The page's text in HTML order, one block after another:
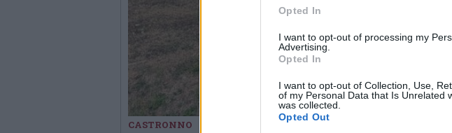
Opted In
I want to opt-out of processing my
Advertising.
Opted In
I want to opt-out of Collection, Use,
of my Personal Data that Is Unrelated
was collected.
Opted Out
CASTRONNO